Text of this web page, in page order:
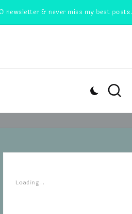
newsletter & never miss my best posts.
Loading...